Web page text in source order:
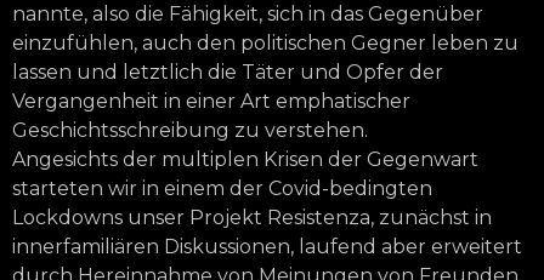
nannte, also die Fähigkeit, sich in das Gegenüber
einzufühlen, auch den politischen Gegner leben zu
lassen und letztlich die Täter und Opfer der
Vergangenheit in einer Art emphatischer
Geschichtsschreibung zu verstehen.
Angesichts der multiplen Krisen der Gegenwart
starteten wir in einem der Covid-bedingten
Lockdowns unser Projekt Resistenza, zunächst in
innerfamiliären Diskussionen, laufend aber erweitert
durch Hereinnahme von Meinungen von Freunden,